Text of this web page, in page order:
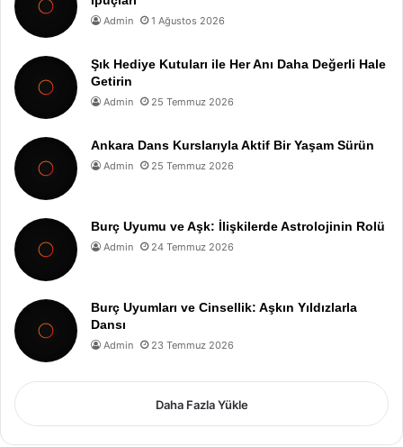
Admin 1 Ağustos 2026
Şık Hediye Kutuları ile Her Anı Daha Değerli Hale
Getirin
Admin 25 Temmuz 2026
Ankara Dans Kurslarıyla Aktif Bir Yaşam Sürün
Admin 25 Temmuz 2026
Burç Uyumu ve Aşk: İlişkilerde Astrolojinin Rolü
Admin 24 Temmuz 2026
Burç Uyumları ve Cinsellik: Aşkın Yıldızlarla
Dansı
Admin 23 Temmuz 2026
Daha Fazla Yükle